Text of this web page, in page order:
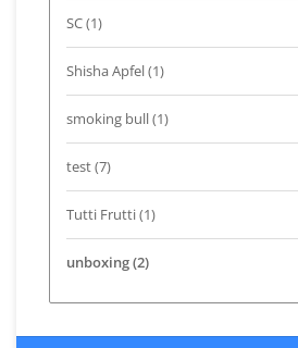
SC(1)
Shisha Apfel(1)
smoking bull(1)
test(7)
Tutti Frutti(1)
unboxing(2)